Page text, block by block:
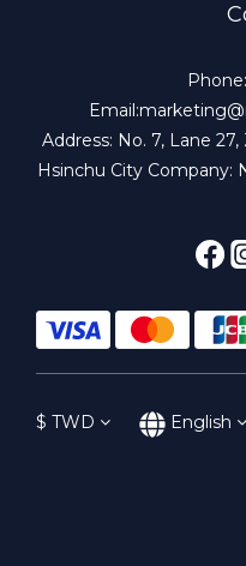
Address: No. 7, Lane
Hsinchu City Company:
$ TWD English